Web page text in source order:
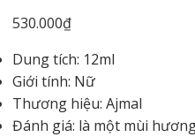
530.000₫
Dung tích: 12ml
Giới tính: Nữ
Thương hiệu: Ajmal
Đánh giá: là một mùi